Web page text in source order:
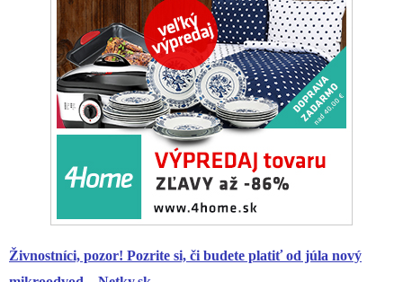
Živnostníci, pozor! Pozrite si, či budete platiť od júla nový